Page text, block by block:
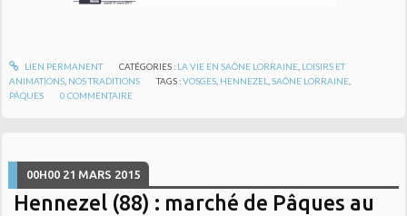
LIEN PERMANENT CATÉGORIES : LA VIE EN SAÔNE LORRAINE, LOISIRS ET
ANIMATIONS NOS TRADITIONS TAGS :VOSGES HENNEZEL ,SAÔNE LORRAINE
PÂQUES
0 COMMENTAIRE
00H00 21 MARS 2015
Hennezel (88) : marché de Pâques au